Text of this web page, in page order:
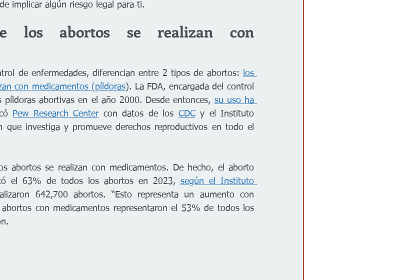
implicar algún riesgo legal para ti.
los abortos se realizan con
de enfermedades, diferencian entre 2 tipos de abortos:
los
con medicamentos (píldoras). La FDA, encargada del control
píldoras abortivas en el año 2000. Desde entonces, su uso ha
Pew Research Center con datos de los CDC
que investiga y promueve derechos reproductivos en todo el
abortos se realizan con medicamentos. De hecho, el aborto
el 63% de todos los abortos en 2023, según el Instituto
642,700 abortos. “Esto representa un aumento con
con medicamentos representaron el 53% de todos los